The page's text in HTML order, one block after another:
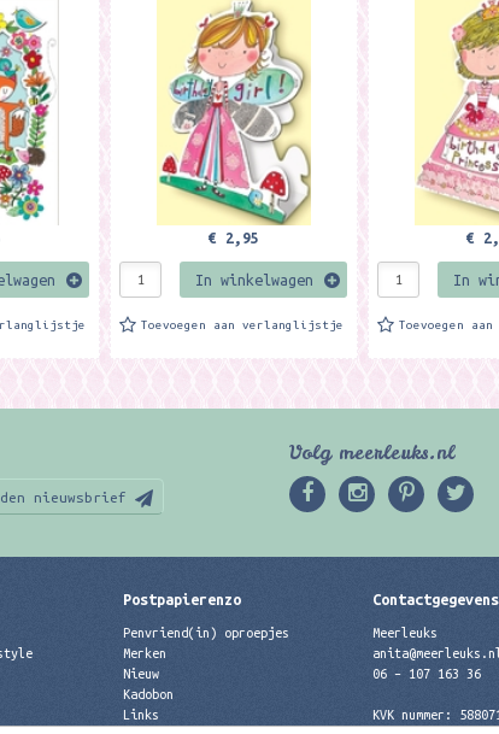
bewerkt
x
fijne glitters. Inclusief
envelop. Formaat: 12,7 x 18 cm.
Merk: Rachel Ellen
€ 2,95
In winkelwagen
Toevoegen aan verlanglijstje
fijne glitters.
envelop.
Merk: Rachel
€
In
Toevoegen
nieuwsbrief
Volg meerleuks.nl
Postpapierenzo
Penvriend(in) oproepjes
Merken
Nieuw
Kadobon
Links
Contactgegevens
Meerleuks
anita@meerleuks.nl
06 – 107 163 36
KVK nummer: